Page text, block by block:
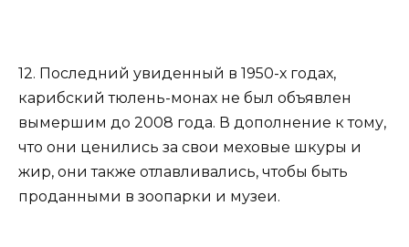
12. Последний увиденный в 1950-х годах,
карибский тюлень-монах не был объявлен
вымершим до 2008 года. В дополнение к тому,
что они ценились за свои меховые шкуры и
жир, они также отлавливались, чтобы быть
проданными в зоопарки и музеи.